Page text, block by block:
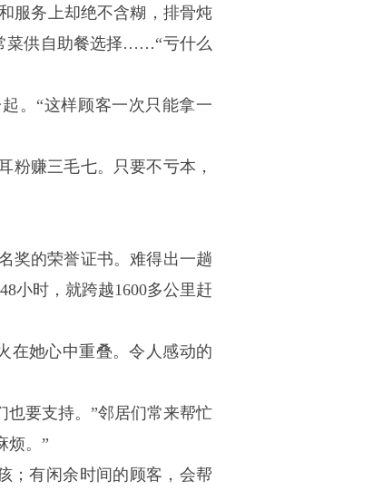
服务上却绝不含糊，排骨炖
菜供自助餐选择……“亏什么
。“这样顾客一次只能拿一
粉赚三毛七。只要不亏本，
奖的荣誉证书。难得出一趟
小时，就跨越1600多公里赶
在她心中重叠。令人感动的
也要支持。”邻居们常来帮忙
烦。”
；有闲余时间的顾客，会帮